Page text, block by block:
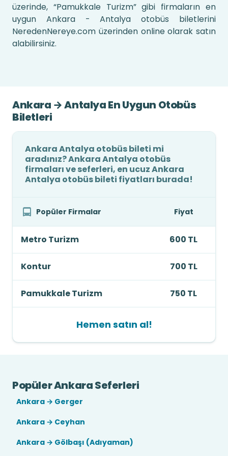
üzerinde, “Pamukkale Turizm” gibi firmaların en
uygun Ankara - Antalya otobüs biletlerini
NeredenNereye.com üzerinden online olarak satın
alabilirsiniz.
Ankara → Antalya En Uygun Otobüs
Biletleri
Ankara Antalya otobüs bileti mi
aradınız? Ankara Antalya otobüs
firmaları ve seferleri, en ucuz Ankara
Antalya otobüs bileti fiyatları burada!
Popüler Firmalar Fiyat
Metro Turizm 600 TL
Kontur 700 TL
Pamukkale Turizm 750 TL
Hemen satın al!
Popüler Ankara Seferleri
Ankara → Gerger
Ankara → Ceyhan
Ankara → Gölbaşı (Adıyaman)